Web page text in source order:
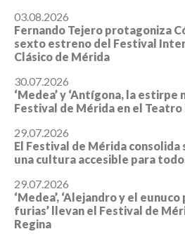
03.08.2026
Fernando Tejero protagoniza
sexto estreno del Festival
Clásico de Mérida
30.07.2026
‘Medea’ y ‘Antígona, la estirpe
Festival de Mérida en el Teatro
29.07.2026
El Festival de Mérida consolida
una cultura accesible para
29.07.2026
‘Medea’, ‘Alejandro y el eunuco
furias’ llevan el Festival de
Regina